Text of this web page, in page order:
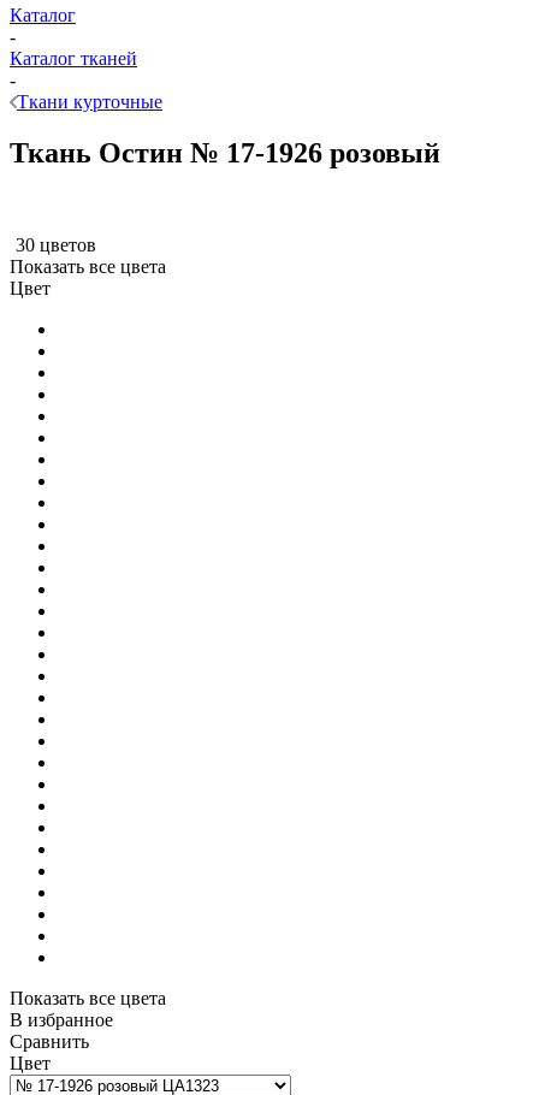
Каталог
-
Каталог тканей
-
Ткани курточные
Ткань Остин № 17-1926 розовый
30 цветов
Показать все цвета
Цвет
Показать все цвета
В избранное
Сравнить
Цвет